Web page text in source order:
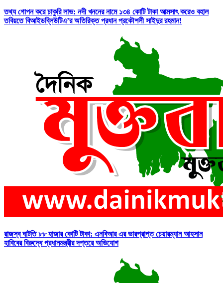
তথ্য গোপন করে চাকুরি লাভ: নদী খননের নামে ১৩৪ কোটি টাকা আত্মসাৎ করেও বহাল
তবিয়তে বিআইডব্লিউটিএ’র অতিরিক্ত প্রধান প্রকৌশলী সাইদুর রহমান!
রাজস্ব ঘাটতি ৮৮ হাজার কোটি টাকা: এনবিআর এর ভারপ্রাপ্ত চেয়ারম্যান আহসান
হাবিবের বিরুদ্ধে প্রধানমন্ত্রীর দপ্তরে অভিযোগ